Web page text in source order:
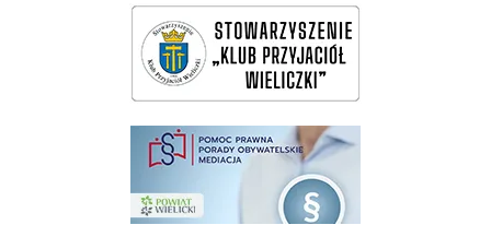
wieliczka-wieliczanie na bis
pomoc prawna wieliczka